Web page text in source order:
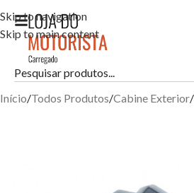
Skip to navigation
Skip to main content
Início Todos Produtos Cabine Exterior